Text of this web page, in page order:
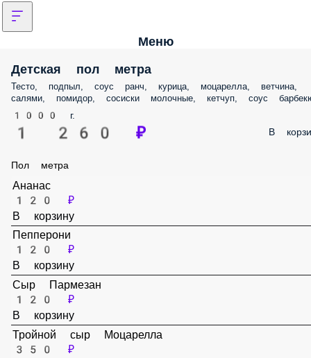
Меню
Детская пол метра
Тесто, подпыл, соус ранч, курица, моцарелла, ветчина, салями,
помидор, сосиски молочные, кетчуп, соус барбекю
1000 г.
1 260 ₽ В
Пол метра
Ананас
120 ₽
В корзину
Пепперони
120 ₽
В корзину
Сыр Пармезан
120 ₽
В корзину